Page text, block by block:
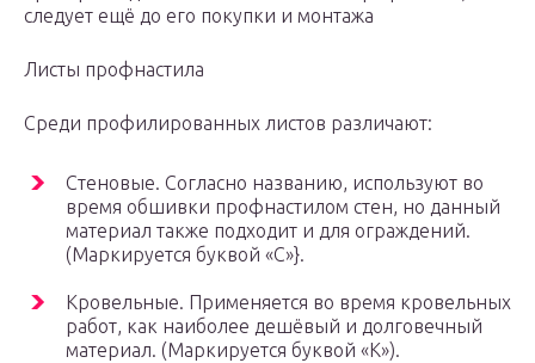
следует ещё до его покупки и монтажа
Листы профнастила
Среди профилированных листов различают:
Стеновые. Согласно названию, используют во
время обшивки профнастилом стен, но данный
материал также подходит и для ограждений.
(Маркируется буквой «С»}.
Кровельные. Применяется во время кровельных
работ, как наиболее дешёвый и долговечный
материал. (Маркируется буквой «К»).